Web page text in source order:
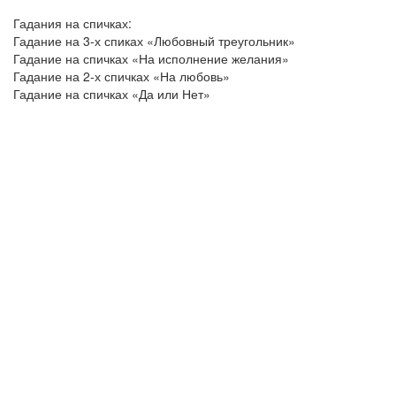
Гадания на спичках:
Гадание на 3-х спиках «Любовный треугольник»
Гадание на спичках «На исполнение желания»
Гадание на 2-х спичках «На любовь»
Гадание на спичках «Да или Нет»